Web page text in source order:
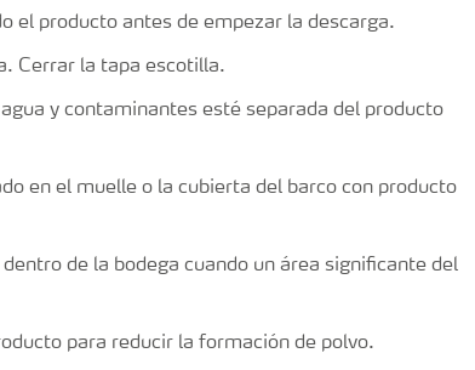
el producto antes de empezar la descarga.
Cerrar la tapa escotilla.
y contaminantes esté separada del producto
en el muelle o la cubierta del barco con producto
de la bodega cuando un área significante del
para reducir la formación de polvo.